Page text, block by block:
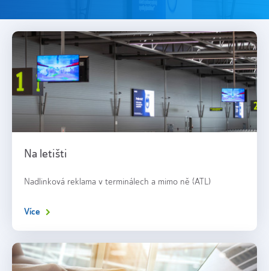
Na letišti
Nadlinková reklama v terminálech a mimo ně (ATL)
Více